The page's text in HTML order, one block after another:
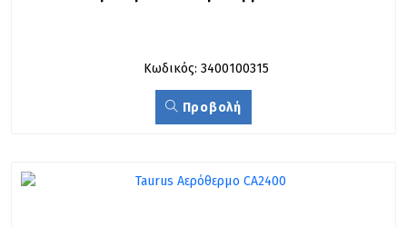
Κωδικός: 3400100315
Προβολή